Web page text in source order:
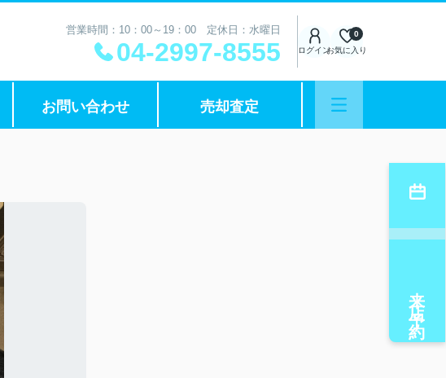
営業時間：10：00～19：00 定休日：水曜日
04-2997-8555 ログインお気に入り
0
お問い合わせ 売却査定
来店予約